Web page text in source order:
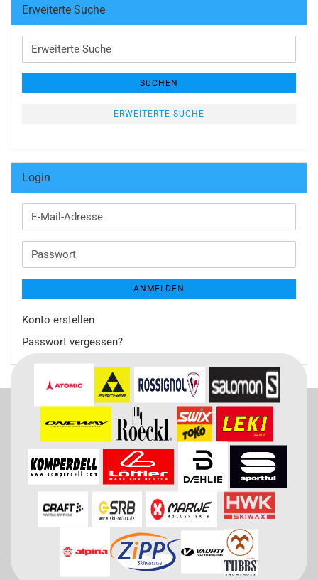
Erweiterte Suche
Erweiterte
Suche
SUCHEN
ERWEITERTE SUCHE
Login
E-
Mail-
Passwort
ANMELDEN
Konto erstellen
Passwort vergessen?